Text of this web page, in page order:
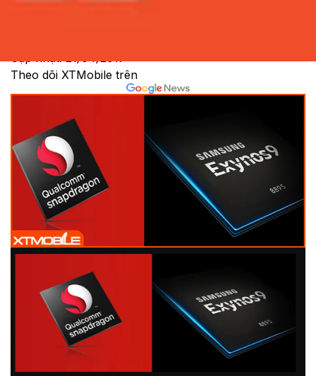
Cập nhật:21/04/2017
Theo dõi XTMobile trên